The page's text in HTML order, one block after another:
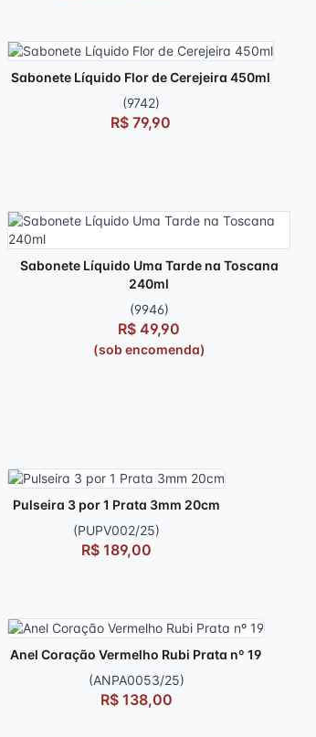
Sabonete Líquido Flor de Cerejeira 450ml
(9742)
R$ 79,90
Sabonete Líquido Uma Tarde na Toscana
240ml
(9946)
R$ 49,90
(sob encomenda)
Pulseira 3 por 1 Prata 3mm 20cm
(PUPV002/25)
R$ 189,00
Anel Coração Vermelho Rubi Prata nº 19
(ANPA0053/25)
R$ 138,00